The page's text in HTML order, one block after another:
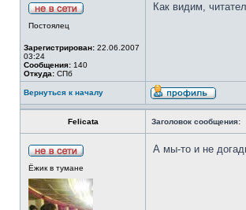
Постоялец
Зарегистрирован: 22.06.2007
03:24
Сообщения: 140
Откуда: СПб
Как видим,
Вернуться к началу
Felicata Заголовок сообщения:
Ёжик в тумане
А мы-то и не